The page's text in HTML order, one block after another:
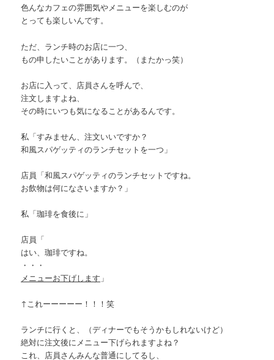
色んなカフェの雰囲気やメニューを楽しむのが
とっても楽しいんです。
ただ、ランチ時のお店に一つ、
もの申したいことがあります。（またかっ笑）
お店に入って、店員さんを呼んで、
注文しますよね、
その時にいつも気になることがあるんです。
私「すみません、注文いいですか？
和風スパゲッティのランチセットを一つ」
店員「和風スパゲッティのランチセットですね。
お飲物は何になさいますか？」
私「珈琲を食後に」
店員「
はい、珈琲ですね。
・・・
メニューお下げします 」
↑これーーーーー！！！笑
ランチに行くと、（ディナーでもそうかもしれないけど）
絶対に注文後にメニュー下げられますよね？
これ、店員さんみんな普通にしてるし、